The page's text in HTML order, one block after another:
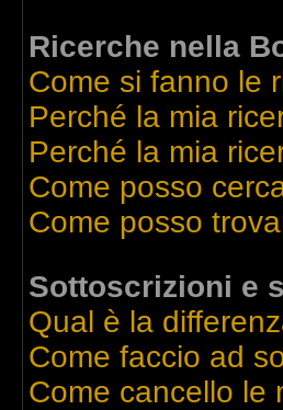
Ricerche nella
Come si fanno le
Perché la mia
Perché la mia
Come posso
Come posso
Sottoscrizioni e
Qual è la
Come faccio ad
Come cancello le